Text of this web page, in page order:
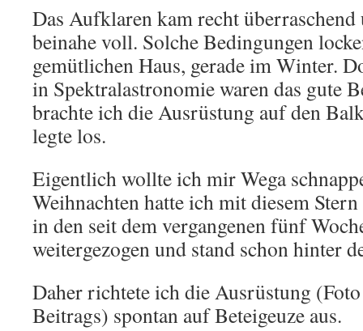
Das Aufklaren kam recht
beinahe voll. Solche Bedingungen
gemütlichen Haus, gerade im Winter.
in Spektralastronomie waren das gute
brachte ich die Ausrüstung auf den
legte los.
Eigentlich wollte ich mir Wega
Weihnachten hatte ich mit diesem
in den seit dem vergangenen fünf
weitergezogen und stand schon hinter
Daher richtete ich die Ausrüstung
Beitrags) spontan auf Beteigeuze aus.